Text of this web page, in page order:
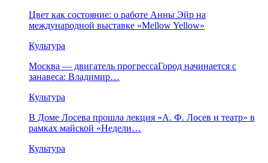
Цвет как состояние: о работе Анны Эйр на
международной выставке «Mellow Yellow»
Культура
Москва — двигатель прогрессаГород начинается с
занавеса: Владимир…
Культура
В Доме Лосева прошла лекция «А. Ф. Лосев и театр» в
рамках майской «Недели…
Культура